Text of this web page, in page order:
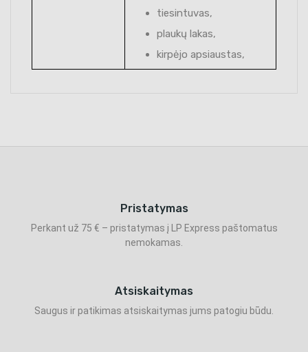
tiesintuvas,
plaukų lakas,
kirpėjo apsiaustas,
Pristatymas
Perkant už 75 € – pristatymas į LP Express paštomatus
nemokamas.
Atsiskaitymas
Saugus ir patikimas atsiskaitymas jums patogiu būdu.